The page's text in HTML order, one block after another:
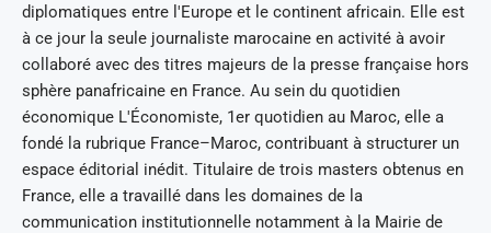
diplomatiques entre l'Europe et le continent africain. Elle est
à ce jour la seule journaliste marocaine en activité à avoir
collaboré avec des titres majeurs de la presse française hors
sphère panafricaine en France. Au sein du quotidien
économique L'Économiste, 1er quotidien au Maroc, elle a
fondé la rubrique France–Maroc, contribuant à structurer un
espace éditorial inédit. Titulaire de trois masters obtenus en
France, elle a travaillé dans les domaines de la
communication institutionnelle notamment à la Mairie de